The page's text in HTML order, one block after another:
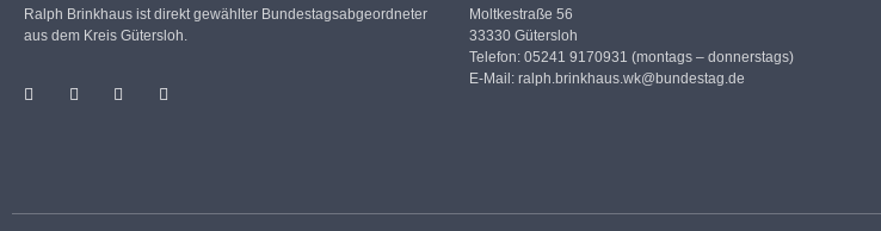
Ralph Brinkhaus ist direkt gewählter Bundestagsabgeordneter
aus dem Kreis Gütersloh.
Moltkestraße 56
33330 Gütersloh
Telefon: 05241 9170931 (montags – donnerstags)
E-Mail:ralph.brinkhaus.wk@bundestag.de